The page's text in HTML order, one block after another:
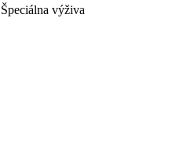
Špeciálna výživa